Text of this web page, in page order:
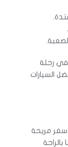
في رحلة
السيارات
مريحة